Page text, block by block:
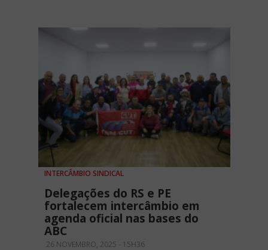
INTERCÂMBIO SINDICAL
Delegações do RS e PE
fortalecem intercâmbio em
agenda oficial nas bases do
ABC
26 NOVEMBRO, 2025 - 15H36